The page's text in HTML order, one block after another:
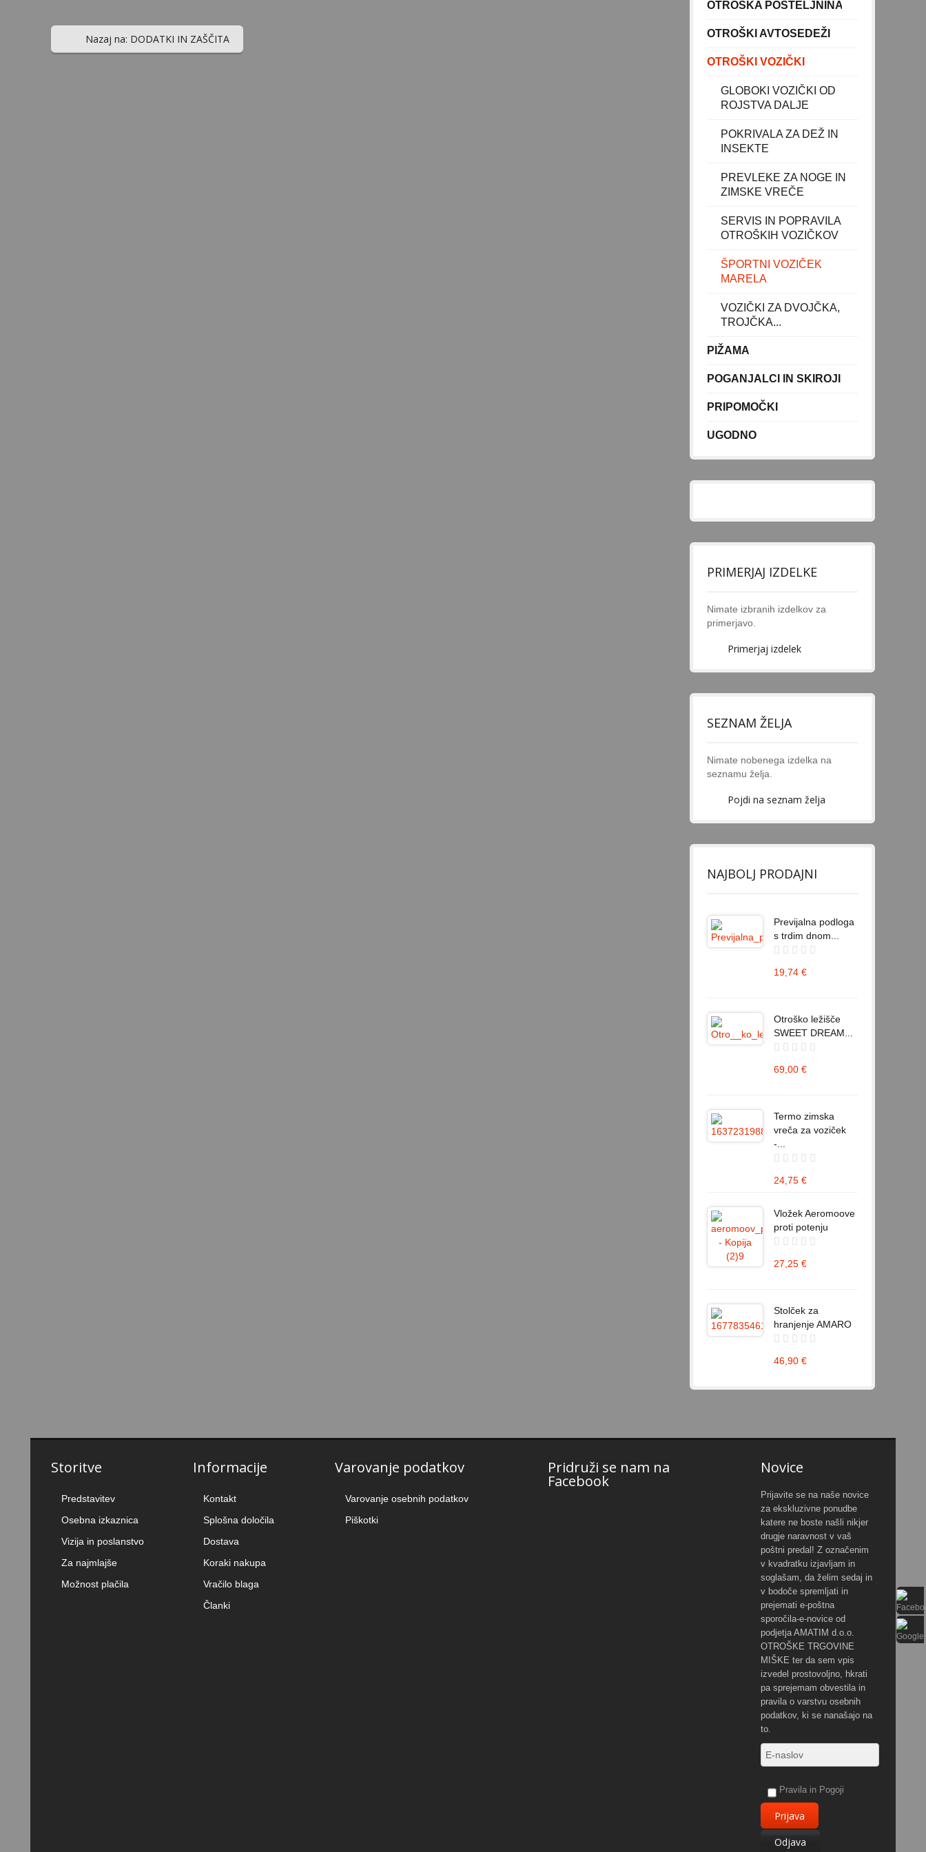
Nazaj na: DODATKI IN ZAŠČITA
OTROŠKA POSTELJNINA
OTROŠKI AVTOSEDEŽI
OTROŠKI VOZIČKI
GLOBOKI VOZIČKI OD
ROJSTVA DALJE
POKRIVALA ZA DEŽ IN
INSEKTE
PREVLEKE ZA NOGE IN
ZIMSKE VREČE
SERVIS IN POPRAVILA
OTROŠKIH VOZIČKOV
ŠPORTNI VOZIČEK
MARELA
VOZIČKI ZA DVOJČKA,
TROJČKA...
PIŽAMA
POGANJALCI IN SKIROJI
PRIPOMOČKI
UGODNO
PRIMERJAJ IZDELKE
Nimate izbranih izdelkov za
primerjavo.
Primerjaj izdelek
SEZNAM ŽELJA
Nimate nobenega izdelka na
seznamu želja.
Pojdi na seznam želja
NAJBOLJ PRODAJNI
Previjalna podloga
s trdim dnom...
19,74 €
Otroško ležišče
SWEET DREAM...
69,00 €
Termo zimska
vreča za voziček
-...
24,75 €
Vložek Aeromoove
proti potenju
27,25 €
Stolček za
hranjenje AMARO
46,90 €
Storitve
Predstavitev
Osebna izkaznica
Vizija in poslanstvo
Za najmlajše
Možnost plačila
Informacije
Kontakt
Splošna določila
Dostava
Koraki nakupa
Vračilo blaga
Članki
Varovanje podatkov
Varovanje osebnih podatkov
Piškotki
Pridruži se nam na
Facebook
Novice
Prijavite se na naše novice
za ekskluzivne ponudbe
katere ne boste našli nikjer
drugje naravnost v vaš
poštni predal! Z označenim
v kvadratku izjavljam in
soglašam, da želim sedaj in
v bodoče spremljati in
prejemati e-poštna
sporočila-e-novice od
podjetja AMATIM d.o.o.
OTROŠKE TRGOVINE
MIŠKE ter da sem vpis
izvedel prostovoljno, hkrati
pa sprejemam obvestila in
pravila o varstvu osebnih
podatkov, ki se nanašajo na
to.
Pravila in Pogoji